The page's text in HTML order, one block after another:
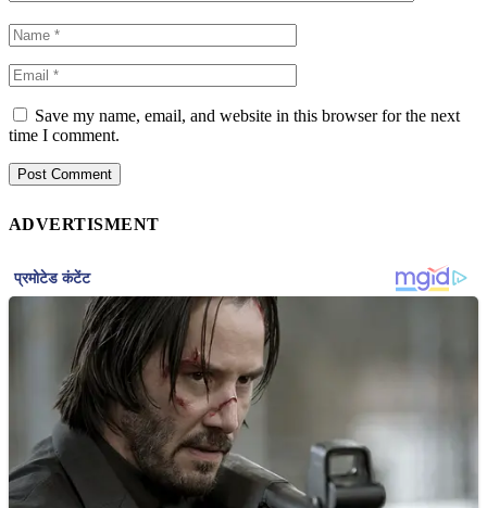
Save my name, email, and website in this browser for the next
time I comment.
ADVERTISMENT